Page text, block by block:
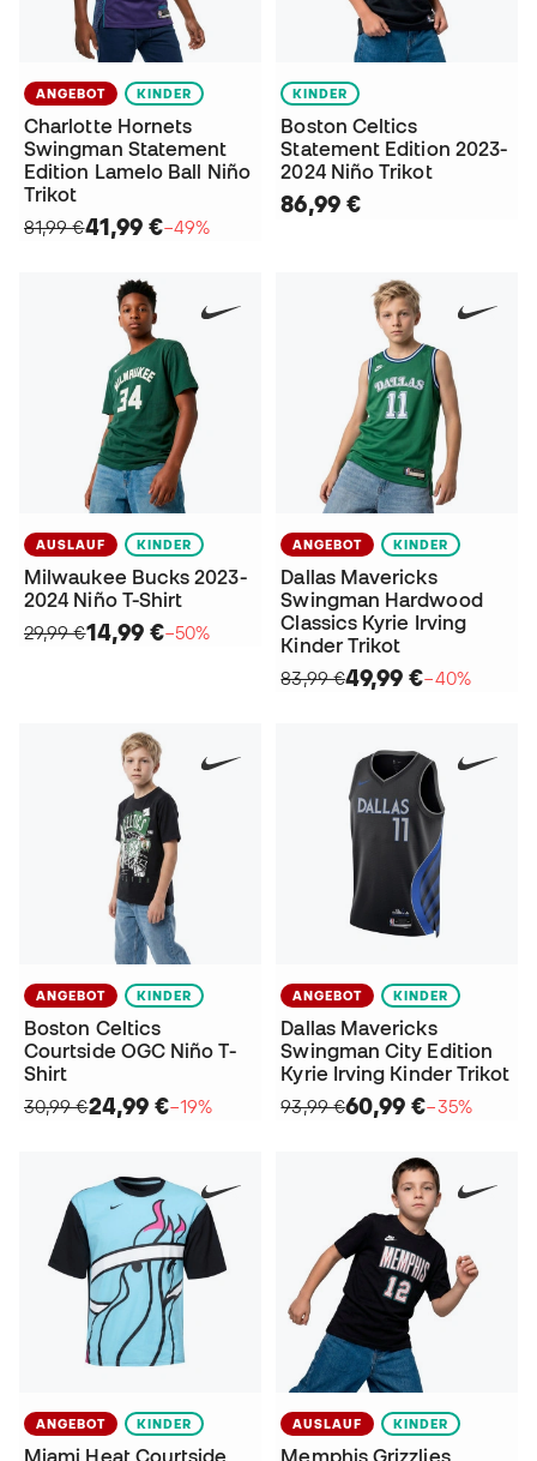
ANGEBOT KINDER
Charlotte Hornets
Swingman Statement
Edition Lamelo Ball Niño
Trikot
81,99 €41,99 €−49%
KINDER
Boston Celtics
Statement Edition 2023-
2024 Niño Trikot
86,99 €
AUSLAUF KINDER
Milwaukee Bucks 2023-
2024 Niño T-Shirt
29,99 €14,99 €−50%
ANGEBOT KINDER
Dallas Mavericks
Swingman Hardwood
Classics Kyrie Irving
Kinder Trikot
83,99 €49,99 €−40%
ANGEBOT KINDER
Boston Celtics
Courtside OGC Niño T-
Shirt
30,99 €24,99 €−19%
ANGEBOT KINDER
Dallas Mavericks
Swingman City Edition
Kyrie Irving Kinder Trikot
93,99 €60,99 €−35%
ANGEBOT KINDER AUSLAUF KINDER